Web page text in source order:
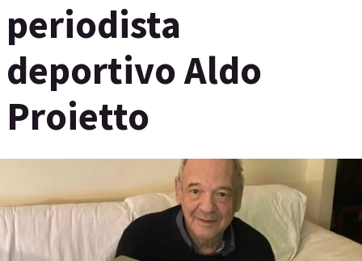
periodista
deportivo Aldo
Proietto